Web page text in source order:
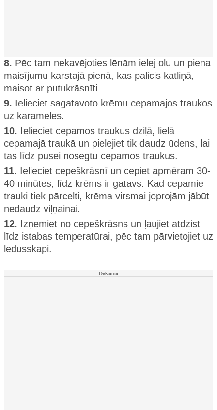
8. Pēc tam nekavējoties lēnām ielej olu un piena
maisījumu karstajā pienā, kas palicis katliņā,
maisot ar putukrāsnīti.
9. Ielieciet sagatavoto krēmu cepamajos traukos
uz karameles.
10. Ielieciet cepamos traukus dziļā, lielā
cepamajā traukā un pielejiet tik daudz ūdens, lai
tas līdz pusei nosegtu cepamos traukus.
11. Ielieciet cepeškrāsnī un cepiet apmēram 30-
40 minūtes, līdz krēms ir gatavs. Kad cepamie
trauki tiek pārcelti, krēma virsmai joprojām jābūt
nedaudz viļņainai.
12. Izņemiet no cepeškrāsns un ļaujiet atdzist
līdz istabas temperatūrai, pēc tam pārvietojiet uz
ledusskapi.
Reklāma